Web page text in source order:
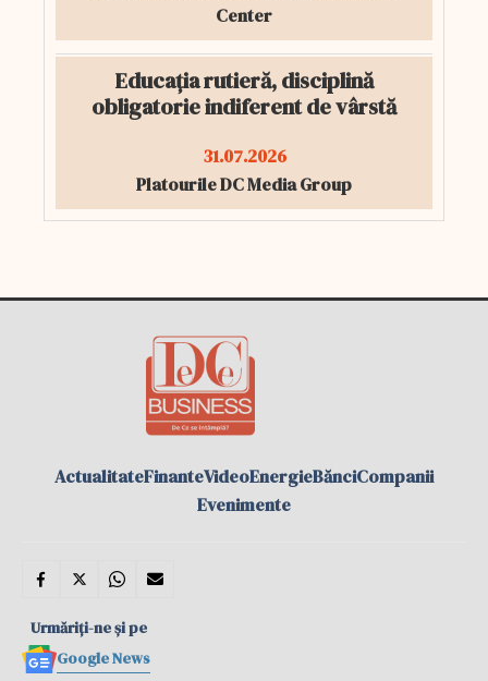
Center
Educația rutieră, disciplină
obligatorie indiferent de vârstă
31.07.2026
Platourile DC Media Group
ActualitateFinanteVideoEnergieBănciCompanii
Evenimente
Urmăriți-ne și pe
Google News